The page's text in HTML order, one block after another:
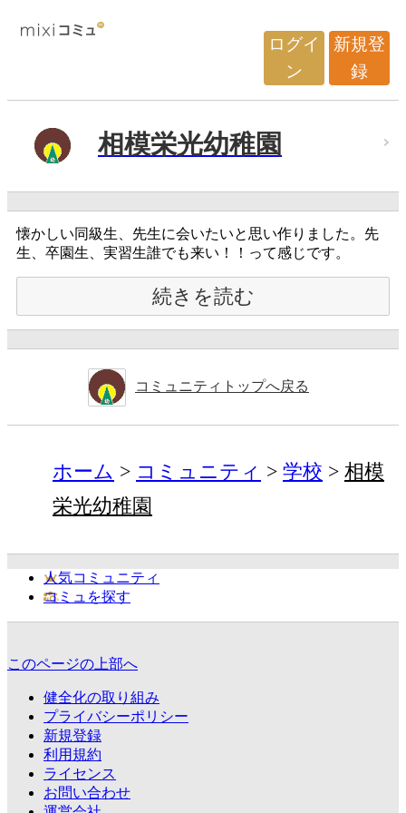
ログイ
ン
新規登
録
相模栄光幼稚園
懐かしい同級生、先生に会いたいと思い作りました。先
生、卒園生、実習生誰でも来い！！って感じです。
続きを読む
コミュニティトップへ戻る
ホーム コミュニティ 学校
相模
栄光幼稚園
人気コミュニティ
コミュを探す
このページの上部へ
健全化の取り組み
プライバシーポリシー
新規登録
利用規約
ライセンス
お問い合わせ